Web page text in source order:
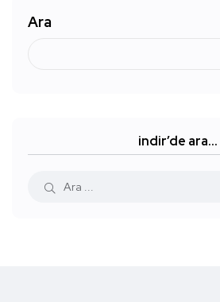
Ara
indir’de ara…